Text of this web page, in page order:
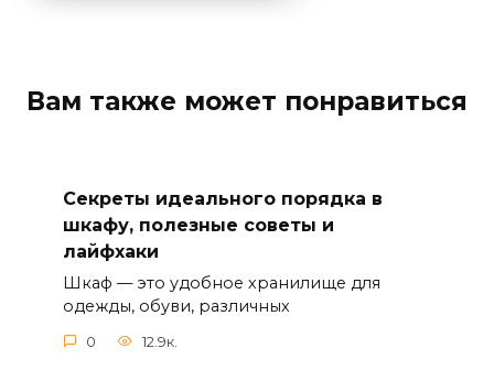
Вам также может понравиться
Секреты идеального порядка в
шкафу, полезные советы и
лайфхаки
Шкаф — это удобное хранилище для
одежды, обуви, различных
0 12.9к.